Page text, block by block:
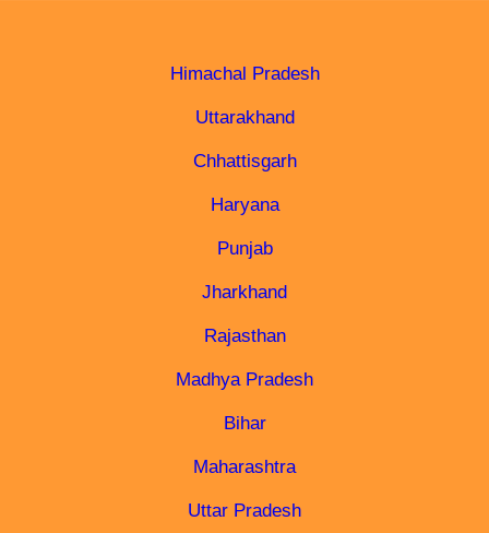
Himachal Pradesh
Uttarakhand
Chhattisgarh
Haryana
Punjab
Jharkhand
Rajasthan
Madhya Pradesh
Bihar
Maharashtra
Uttar Pradesh